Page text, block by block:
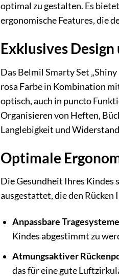
optimal zu gestalten. Es
ergonomische Features, die
Exklusives
Das Belmil Smarty Set
rosa Farbe in Kombination
optisch, auch in puncto
Organisieren von Heften,
Langlebigkeit und
Optimale
Die Gesundheit Ihres Kindes
ausgestattet, die den
Anpassbare
Kindes abgestimmt zu
Atmungsaktiver
das für eine gute